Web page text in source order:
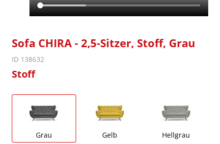
Sofa CHIRA - 2,5-Sitzer, Stoff, Grau
ID 138632
Stoff
Grau Gelb Hellgrau